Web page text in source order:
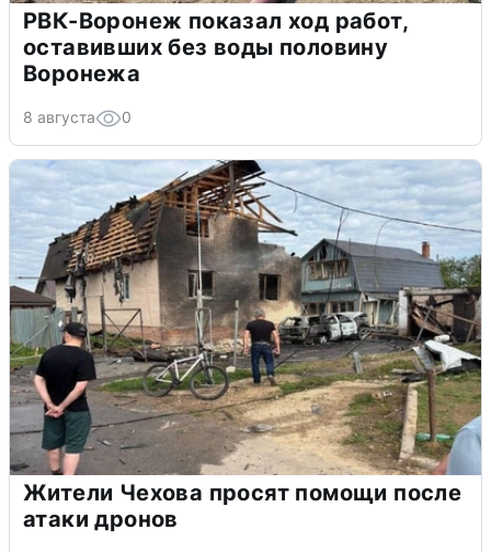
РВК-Воронеж показал ход работ,
оставивших без воды половину
Воронежа
8 августа 0
Жители Чехова просят помощи после
атаки дронов